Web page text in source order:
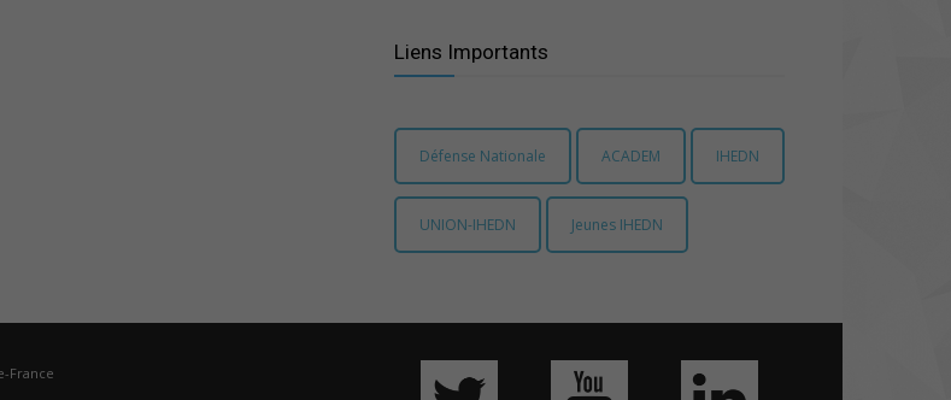
Liens Importants
Défense Nationale ACADEM IHEDN
UNION-IHEDN Jeunes IHEDN
France